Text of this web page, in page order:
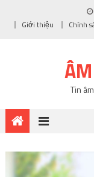
Giới thiệu
Chính
Tin